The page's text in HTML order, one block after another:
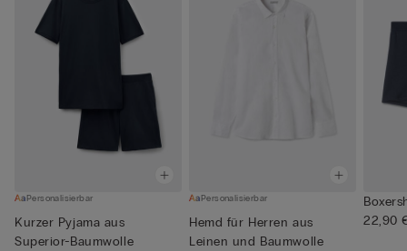
Personalisierbar
Kurzer Pyjama aus
Superior-Baumwolle
Personalisierbar
Hemd für Herren aus
Leinen und Baumwolle
22,90